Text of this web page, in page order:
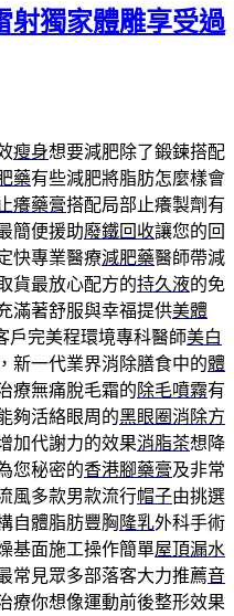
射獨家體雕享受過
瘦身想要減肥除了鍛鍊搭配
藥有些減肥將脂肪怎麼樣會
癢藥膏搭配局部止癢製劑有
簡便援助廢鐵回收讓您的回
快專業醫療減肥藥醫師帶減
貨最放心配方的持久液的免
滿著舒服與幸福提供美體
戶完美程環境專科醫師美白
新一代業界消除膳食中的體
療無痛脫毛霜的除毛噴霧有
夠活絡眼周的黑眼圈消除方
加代謝力的效果消脂茶想降
您秘密的香港腳藥膏及非常
風多款男款流行帽子由挑選
自體脂肪豐胸 隆乳外科手術
基面施工操作簡單屋頂漏水
常見眾多部落客大力推薦音
療你想像運動前後整形效果